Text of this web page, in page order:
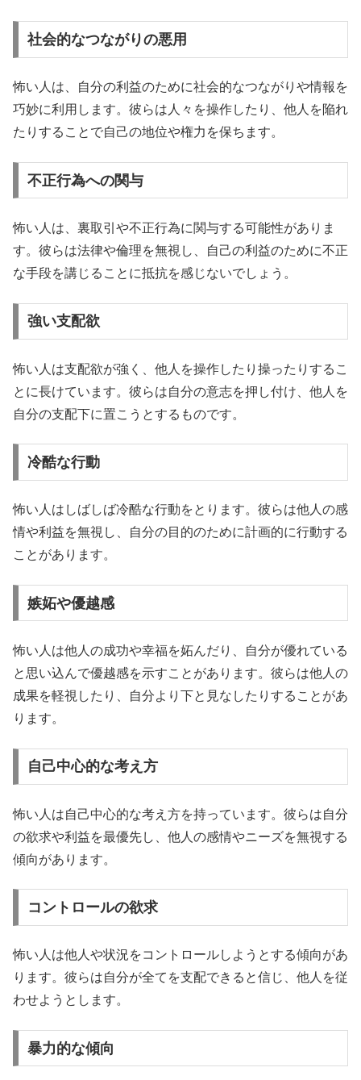
社会的なつながりの悪用
怖い人は、自分の利益のために社会的なつながりや情報を
巧妙に利用します。彼らは人々を操作したり、他人を陥れ
たりすることで自己の地位や権力を保ちます。
不正行為への関与
怖い人は、裏取引や不正行為に関与する可能性がありま
す。彼らは法律や倫理を無視し、自己の利益のために不正
な手段を講じることに抵抗を感じないでしょう。
強い支配欲
怖い人は支配欲が強く、他人を操作したり操ったりするこ
とに長けています。彼らは自分の意志を押し付け、他人を
自分の支配下に置こうとするものです。
冷酷な行動
怖い人はしばしば冷酷な行動をとります。彼らは他人の感
情や利益を無視し、自分の目的のために計画的に行動する
ことがあります。
嫉妬や優越感
怖い人は他人の成功や幸福を妬んだり、自分が優れている
と思い込んで優越感を示すことがあります。彼らは他人の
成果を軽視したり、自分より下と見なしたりすることがあ
ります。
自己中心的な考え方
怖い人は自己中心的な考え方を持っています。彼らは自分
の欲求や利益を最優先し、他人の感情やニーズを無視する
傾向があります。
コントロールの欲求
怖い人は他人や状況をコントロールしようとする傾向があ
ります。彼らは自分が全てを支配できると信じ、他人を従
わせようとします。
暴力的な傾向